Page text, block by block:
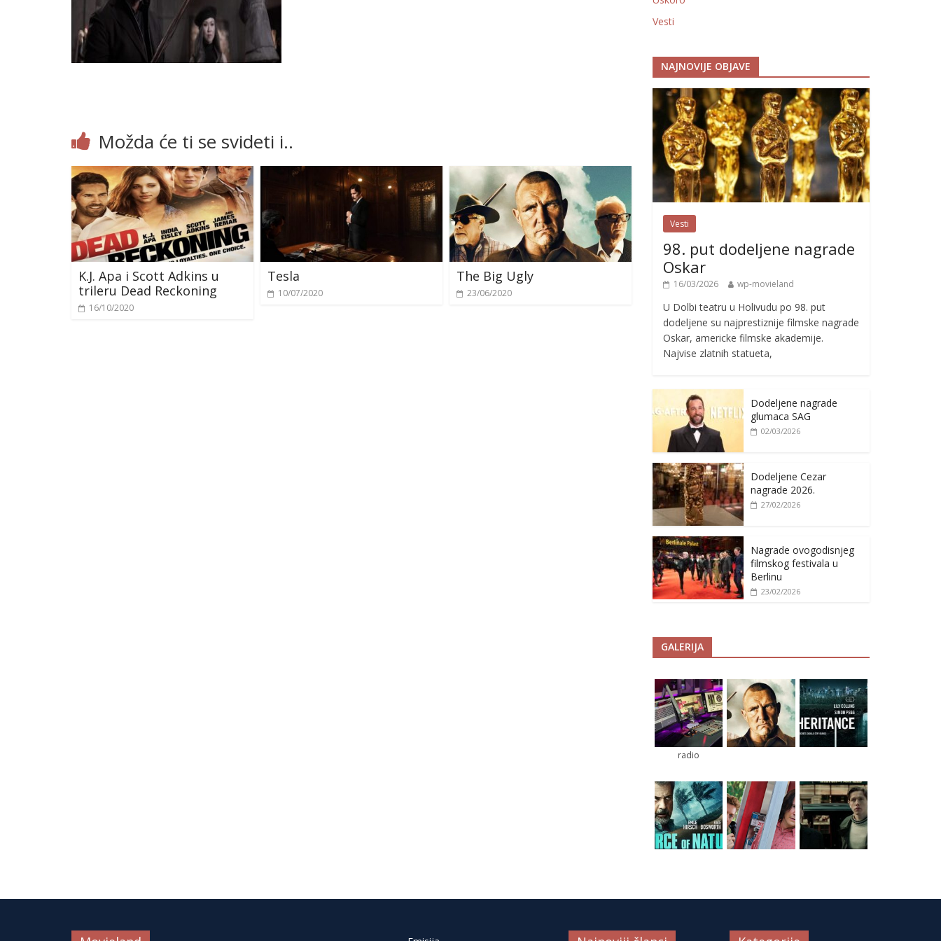
Možda će ti se svideti i..
K.J. Apa i Scott Adkins u
trileru Dead Reckoning
16/10/2020
Tesla
10/07/2020
The Big Ugly
23/06/2020
Vesti
NAJNOVIJE OBJAVE
Vesti
98. put dodeljene nagrade
Oskar
16/03/2026 wp-movieland
U Dolbi teatru u Holivudu po 98. put
dodeljene su najprestiznije filmske nagrade
Oskar, americke filmske akademije.
Najvise zlatnih statueta,
Dodeljene nagrade
glumaca SAG
02/03/2026
Dodeljene Cezar
nagrade 2026.
27/02/2026
Nagrade ovogodisnjeg
filmskog festivala u
Berlinu
23/02/2026
GALERIJA
radio